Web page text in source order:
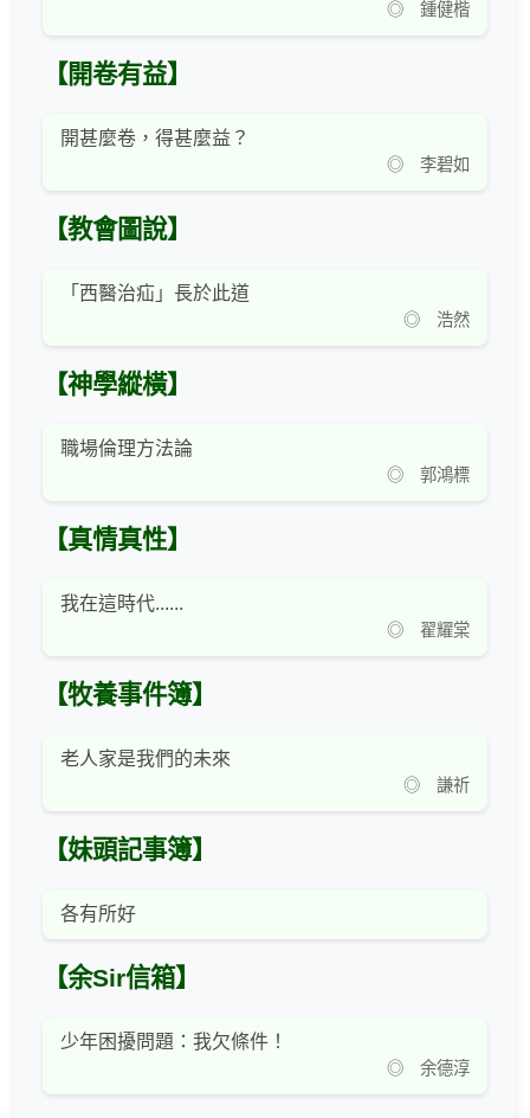
◎ 鍾健楷
【開卷有益】
開甚麼卷，得甚麼益？
◎ 李碧如
【教會圖說】
「西醫治疝」長於此道
◎ 浩然
【神學縱橫】
職場倫理方法論
◎ 郭鴻標
【真情真性】
我在這時代......
◎ 翟耀棠
【牧養事件簿】
老人家是我們的未來
◎ 謙祈
【妹頭記事簿】
各有所好
【余Sir信箱】
少年困擾問題：我欠條件！
◎ 余德淳